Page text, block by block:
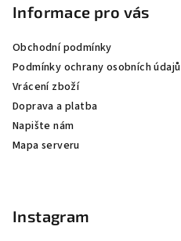
Informace pro vás
Obchodní podmínky
Podmínky ochrany osobních údajů
Vrácení zboží
Doprava a platba
Napište nám
Mapa serveru
Instagram